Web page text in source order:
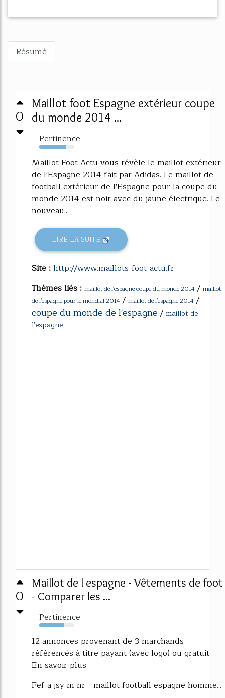
Résumé
0
Maillot foot Espagne extérieur coupe
du monde 2014 ...
Pertinence
76%
Maillot Foot Actu vous révèle le maillot extérieur
de l'Espagne 2014 fait par Adidas. Le maillot de
football extérieur de l'Espagne pour la coupe du
monde 2014 est noir avec du jaune électrique. Le
nouveau...
LIRE LA SUITE
Site :http://www.maillots-foot-actu.fr
Thèmes liés : maillot de l'espagne coupe du monde 2014 / maillot
de l'espagne pour le mondial 2014 / maillot de l'espagne 2014 /
coupe du monde de l'espagne/ maillot de
l'espagne
0
Maillot de l espagne - Vêtements de foot
- Comparer les ...
Pertinence
72%
12 annonces provenant de 3 marchands
référencés à titre payant (avec logo) ou gratuit -
En savoir plus
Fef a jsy m nr - maillot football espagne homme...